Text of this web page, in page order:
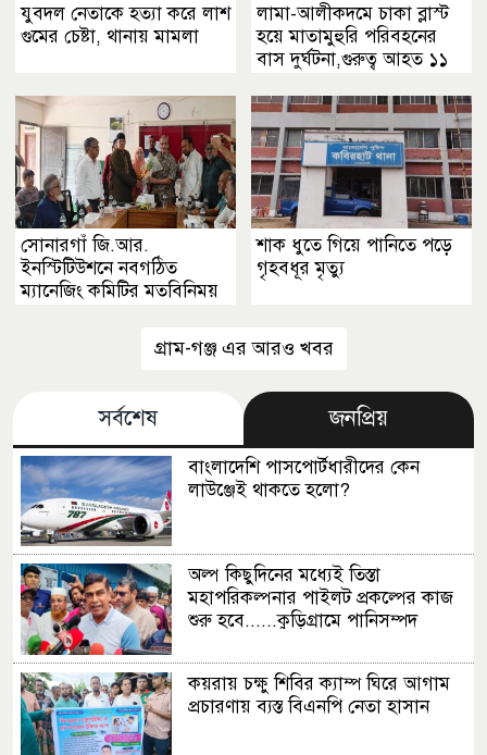
যুবদল নেতাকে হত্যা করে লাশ
গুমের চেষ্টা, থানায় মামলা
লামা-আলীকদমে চাকা ব্লাস্ট
হয়ে মাতামুহুরি পরিবহনের
বাস দুর্ঘটনা,গুরুত্ব আহত ১১
সোনারগাঁ জি.আর.
ইনস্টিটিউশনে নবগঠিত
ম্যানেজিং কমিটির মতবিনিময়
শাক ধুতে গিয়ে পানিতে পড়ে
গৃহবধূর মৃত্যু
গ্রাম-গঞ্জ এর আরও খবর
সর্বশেষ জনপ্রিয়
বাংলাদেশি পাসপোর্টধারীদের কেন
লাউঞ্জেই থাকতে হলো?
অল্প কিছুদিনের মধ্যেই তিস্তা
মহাপরিকল্পনার পাইলট প্রকল্পের কাজ
শুরু হবে......কুড়িগ্রামে পানিসম্পদ
কয়রায় চক্ষু শিবির ক্যাম্প ঘিরে আগাম
প্রচারণায় ব্যস্ত বিএনপি নেতা হাসান